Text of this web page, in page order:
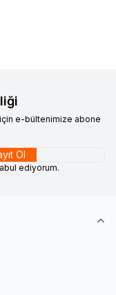
e-bültenimize abone
Ol
ediyorum.